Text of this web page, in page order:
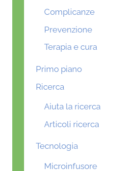
Complicanze
Prevenzione
Terapia e cura
Primo piano
Ricerca
Aiuta la ricerca
Articoli ricerca
Tecnologia
Microinfusore